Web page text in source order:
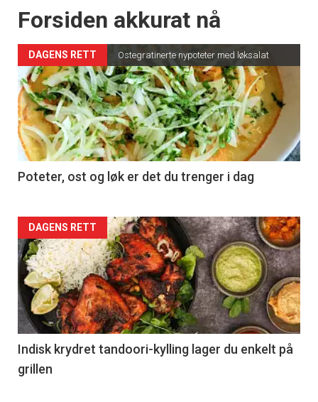
Forsiden akkurat nå
DAGENS RETT Ostegratinerte nypoteter med løksalat
Poteter, ost og løk er det du trenger i dag
Forsiden
akkurat
nå
-
2
DAGENS RETT
Indisk krydret tandoori-kylling lager du enkelt på
grillen